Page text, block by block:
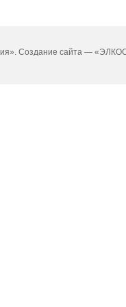
Создание сайта —